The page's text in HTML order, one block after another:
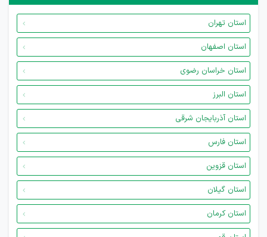
استان تهران
استان اصفهان
استان خراسان رضوی
استان البرز
استان آذربایجان شرقی
استان فارس
استان قزوین
استان گیلان
استان کرمان